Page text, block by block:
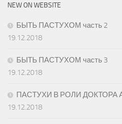
NEW ON WEBSITE
БЫТЬ ПАСТУХОМ часть 2
19.12.2018
БЫТЬ ПАСТУХОМ часть 3
19.12.2018
ПАСТУХИ В РОЛИ ДОКТОРА
19.12.2018